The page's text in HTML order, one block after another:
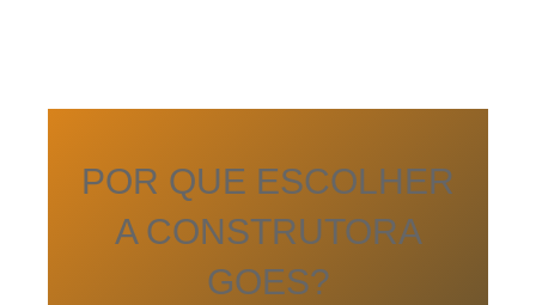
POR QUE ESCOLHER
A CONSTRUTORA
GOES?